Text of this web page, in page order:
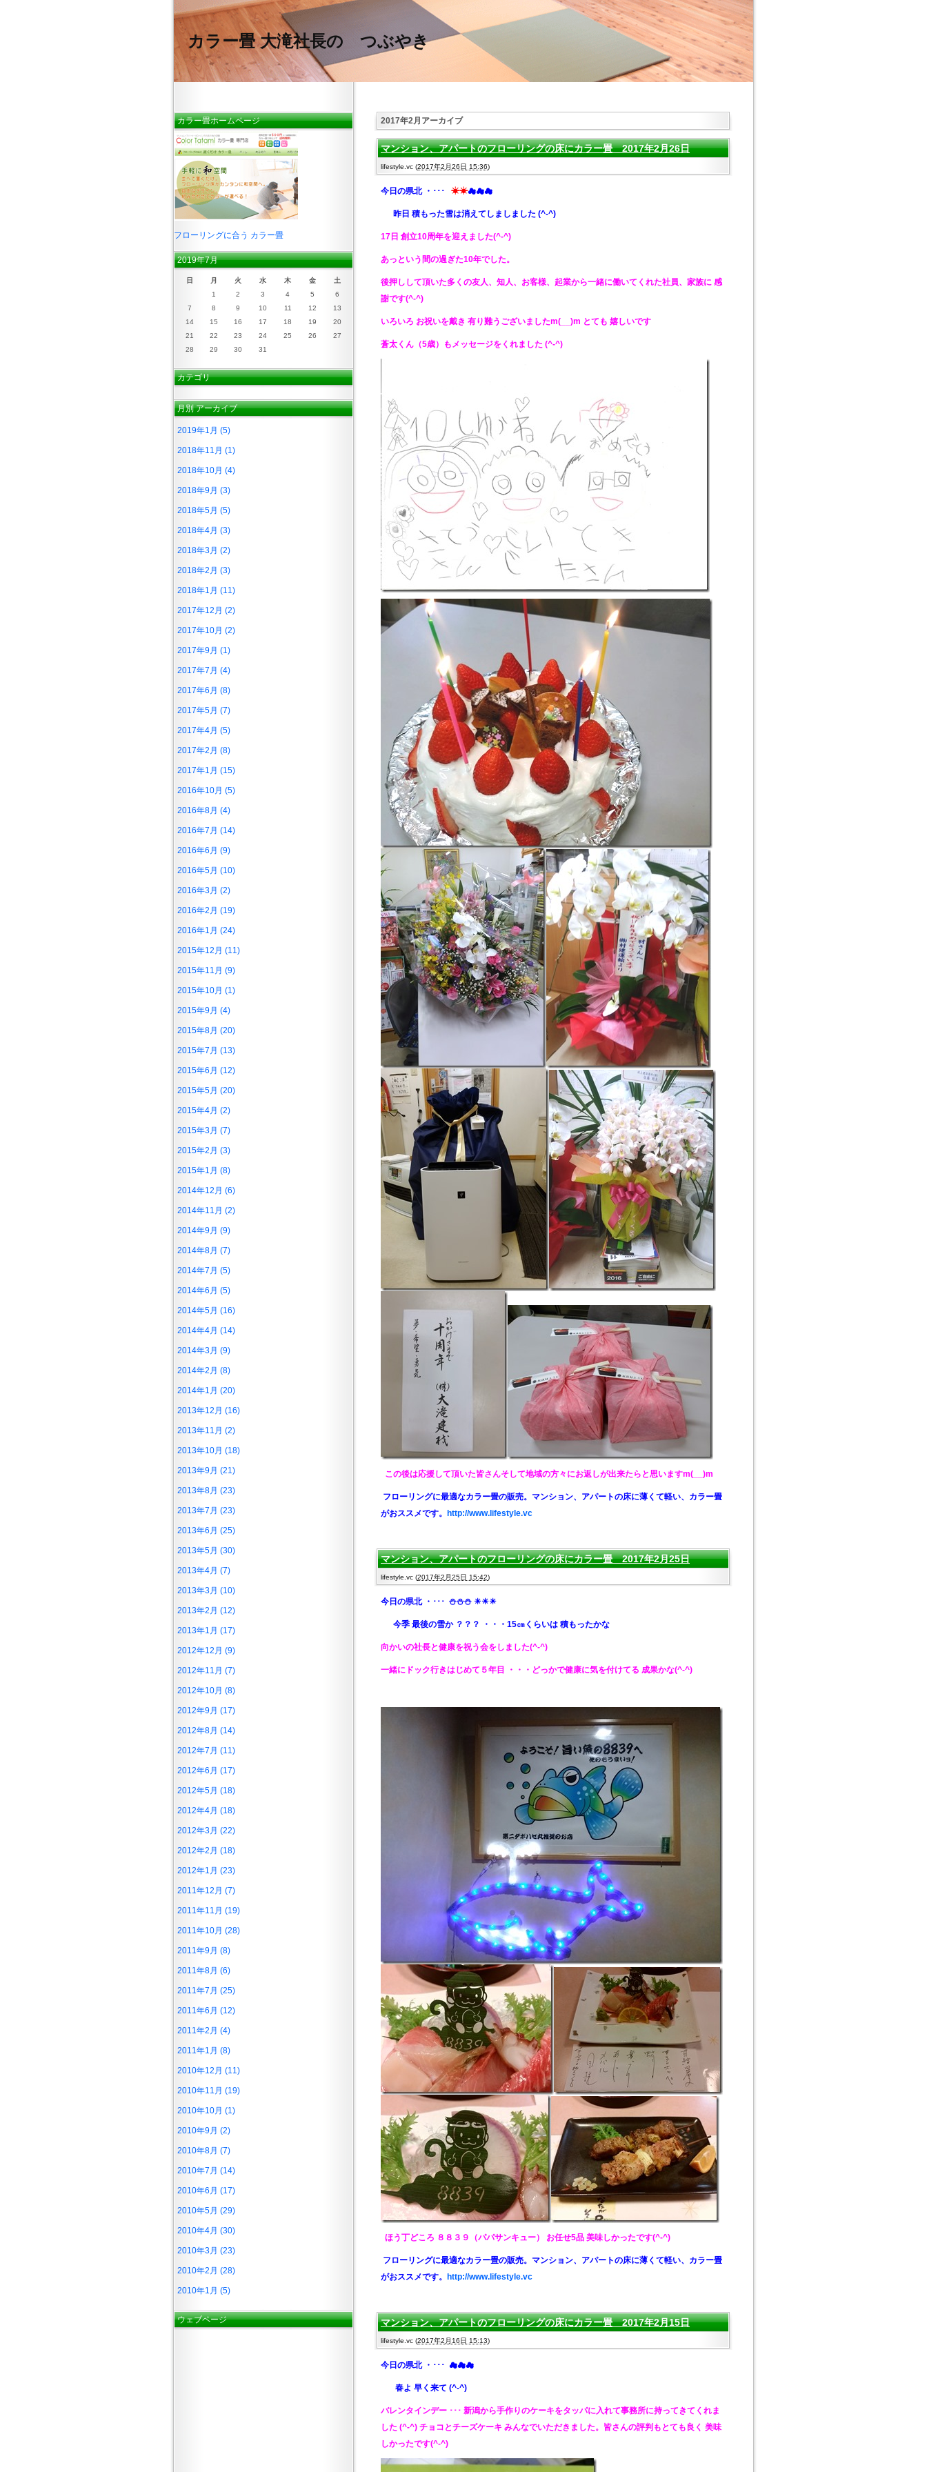
カラー畳 大滝社長の つぶやき
2017年2月アーカイブ
マンション、アパートのフローリングの床にカラー畳 2017年2月26日
lifestyle.vc (2017年2月26日 15:36)
今日の県北 ・･･･ ☀☀☁☁☁
昨日 積もった雪は消えてしましました (^-^)
17日 創立10周年を迎えました(^-^)
あっという間の過ぎた10年でした。
後押しして頂いた多くの友人、知人、お客様、起業から一緒に働いてくれた社員、家族に 感
謝です(^-^)
いろいろ お祝いを戴き 有り難うございましたm(__)m とても 嬉しいです
蒼太くん（5歳）もメッセージをくれました (^-^)
この後は応援して頂いた皆さんそして地域の方々にお返しが出来たらと思いますm(__)m
フローリングに最適なカラー畳の販売。マンション、アパートの床に薄くて軽い、カラー畳
がおススメです。
http://www.lifestyle.vc
マンション、アパートのフローリングの床にカラー畳 2017年2月25日
lifestyle.vc (2017年2月25日 15:42)
今日の県北 ・･･･ ⛄⛄⛄ ☀☀☀
今季 最後の雪か ？？？ ・・・15㎝くらいは 積もったかな
向かいの社長と健康を祝う会をしました(^-^)
一緒にドック行きはじめて５年目 ・・・どっかで健康に気を付けてる 成果かな(^-^)
ほう丁どころ ８８３９（パパサンキュー） お任せ5品 美味しかったです(^-^)
フローリングに最適なカラー畳の販売。マンション、アパートの床に薄くて軽い、カラー畳
がおススメです。
http://www.lifestyle.vc
マンション、アパートのフローリングの床にカラー畳 2017年2月15日
lifestyle.vc (2017年2月16日 15:13)
今日の県北 ・･･･ ☁☁☁
春よ 早く来て (^-^)
バレンタインデー ･･･ 新潟から手作りのケーキをタッパに入れて事務所に持ってきてくれま
した (^-^) チョコとチーズケーキ みんなでいただきました。皆さんの評判もとても良く 美味
しかったです(^-^)
カラー畳ホームページ
フローリングに合う カラー畳
2019年7月
日 月 火 水 木 金
土
1
2 3 4 5
6
7
8 9 10 11 12
13
14
15 16 17 18 19
20
21
22 23 24 25 26
27
28
29 30 31
カテゴリ
月別アーカイブ
2019年1月 (5)
2018年11月 (1)
2018年10月 (4)
2018年9月 (3)
2018年5月 (5)
2018年4月 (3)
2018年3月 (2)
2018年2月 (3)
2018年1月 (11)
2017年12月 (2)
2017年10月 (2)
2017年9月 (1)
2017年7月 (4)
2017年6月 (8)
2017年5月 (7)
2017年4月 (5)
2017年2月 (8)
2017年1月 (15)
2016年10月 (5)
2016年8月 (4)
2016年7月 (14)
2016年6月 (9)
2016年5月 (10)
2016年3月 (2)
2016年2月 (19)
2016年1月 (24)
2015年12月 (11)
2015年11月 (9)
2015年10月 (1)
2015年9月 (4)
2015年8月 (20)
2015年7月 (13)
2015年6月 (12)
2015年5月 (20)
2015年4月 (2)
2015年3月 (7)
2015年2月 (3)
2015年1月 (8)
2014年12月 (6)
2014年11月 (2)
2014年9月 (9)
2014年8月 (7)
2014年7月 (5)
2014年6月 (5)
2014年5月 (16)
2014年4月 (14)
2014年3月 (9)
2014年2月 (8)
2014年1月 (20)
2013年12月 (16)
2013年11月 (2)
2013年10月 (18)
2013年9月 (21)
2013年8月 (23)
2013年7月 (23)
2013年6月 (25)
2013年5月 (30)
2013年4月 (7)
2013年3月 (10)
2013年2月 (12)
2013年1月 (17)
2012年12月 (9)
2012年11月 (7)
2012年10月 (8)
2012年9月 (17)
2012年8月 (14)
2012年7月 (11)
2012年6月 (17)
2012年5月 (18)
2012年4月 (18)
2012年3月 (22)
2012年2月 (18)
2012年1月 (23)
2011年12月 (7)
2011年11月 (19)
2011年10月 (28)
2011年9月 (8)
2011年8月 (6)
2011年7月 (25)
2011年6月 (12)
2011年2月 (4)
2011年1月 (8)
2010年12月 (11)
2010年11月 (19)
2010年10月 (1)
2010年9月 (2)
2010年8月 (7)
2010年7月 (14)
2010年6月 (17)
2010年5月 (29)
2010年4月 (30)
2010年3月 (23)
2010年2月 (28)
2010年1月 (5)
ウェブページ